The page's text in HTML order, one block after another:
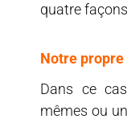
quatre
Notre
Dans ce
mêmes ou